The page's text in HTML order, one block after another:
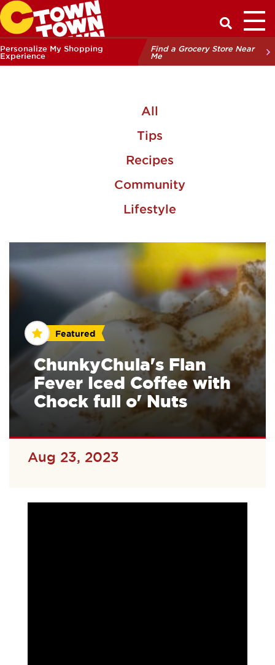
Have a
Personalize My Shopping
Experience
Find a Grocery Store Near
Me
All
Tips
Recipes
Community
Lifestyle
Featured
ChunkyChula's Flan
Fever Iced Coffee with
Chock full o' Nuts
Aug 23, 2023